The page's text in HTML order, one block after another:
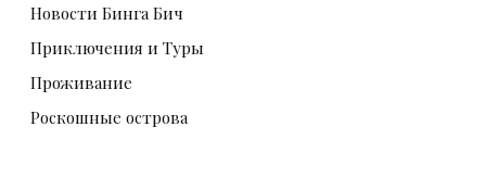
Новости Бинга Бич
Приключения и Туры
Проживание
Роскошные острова